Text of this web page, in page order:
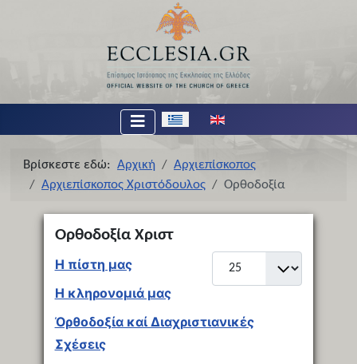
Επιλέξτε τη γλώσσα σας
Βρίσκεστε εδώ: Αρχική
Αρχιεπίσκοπος
Αρχιεπίσκοπος Χριστόδουλος
Ορθοδοξία
Ορθοδοξία Χριστ
Εμφάνιση #
Η πίστη μας
Η κληρονομιά μας
Ὀρθοδοξία καί Διαχριστιανικές
Σχέσεις